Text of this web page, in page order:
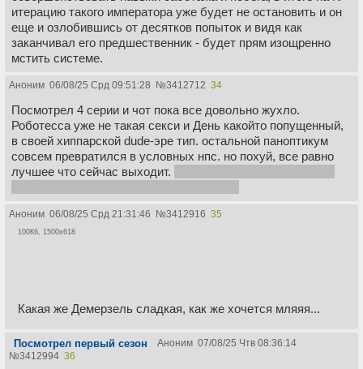
итерацию такого императора уже будет не остановить и он
еще и озлобившись от десятков попыток и видя как
заканчивал его предшественник - будет прям изощренно
мстить системе.
Аноним 06/08/25 Срд 09:51:28 №3412712 34
Посмотрел 4 серии и чот пока все довольно жухло.
Роботесса уже не такая секси и День какойто попущенный,
в своей хиппарской dude-эре тип. остальной паноптикум
совсем превратился в условных нпс. но похуй, все равно
лучшее что сейчас выходит.
Аноним 06/08/25 Срд 21:31:46 №3412916 35
100Кб, 1500x618
Какая же Демерзель сладкая, как же хочется мляяя...
Посмотрел первый сезон Аноним 07/08/25 Чтв 08:36:14
№3412994 36